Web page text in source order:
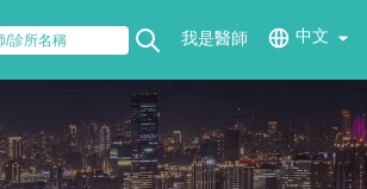
我是醫師 中文